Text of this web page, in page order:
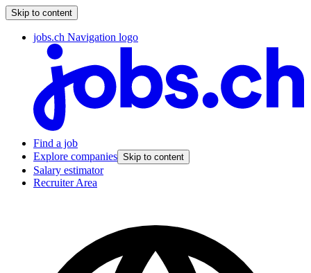
Skip to content
jobs.ch Navigation logo
Find a job
Explore companies Skip to content
Salary estimator
Recruiter Area